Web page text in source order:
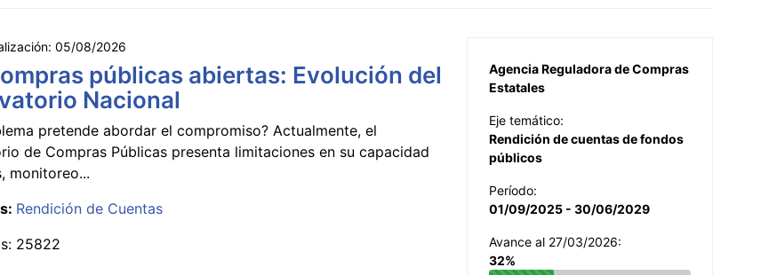
05/08/2026
públicas abiertas: Evolución del
Nacional
pretende abordar el compromiso? Actualmente, el
de Compras Públicas presenta limitaciones en su capacidad
monitoreo...
Rendición de Cuentas
25822
Agencia Reguladora de Compras
Estatales
Eje temático:
Rendición de cuentas de fondos
públicos
Período:
01/09/2025 - 30/06/2029
Avance al 27/03/2026:
32%